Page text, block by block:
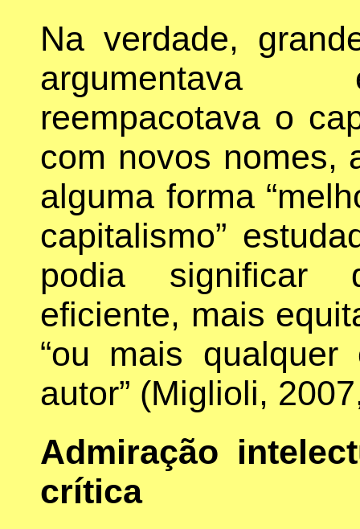
Na verdade,
argumentava
reempacotava o
com novos nomes,
alguma forma
capitalismo”
podia significar
eficiente, mais
“ou mais
autor” (Miglioli,
Admiração
crítica